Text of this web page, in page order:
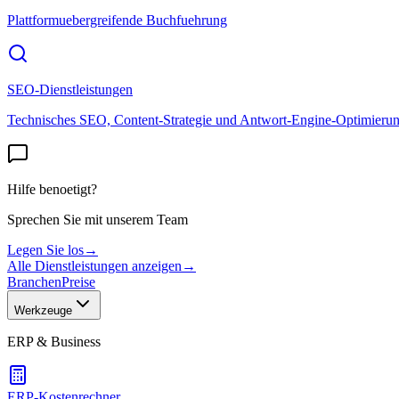
Plattformuebergreifende Buchfuehrung
SEO-Dienstleistungen
Technisches SEO, Content-Strategie und Antwort-Engine-
Hilfe benoetigt?
Sprechen Sie mit unserem Team
Legen Sie los→
Alle Dienstleistungen anzeigen →
BranchenPreise
Werkzeuge
ERP & Business